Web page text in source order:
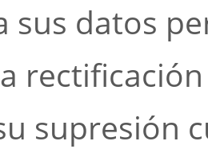
sus datos
supresión